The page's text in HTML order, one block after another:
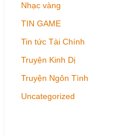
Nhạc vàng
TIN GAME
Tin tức Tài Chính
Truyện Kinh Dị
Truyện Ngôn Tình
Uncategorized